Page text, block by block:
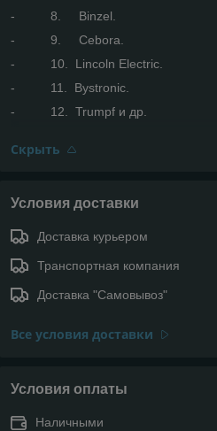
- 8. Binzel.
- 9. Cebora.
- 10. Lincoln Electric.
- 11. Bystronic.
- 12. Trumpf и др.
Скрыть
Условия доставки
Доставка курьером
Транспортная компания
Доставка "Самовывоз"
Все условия доставки
Условия оплаты
Наличными